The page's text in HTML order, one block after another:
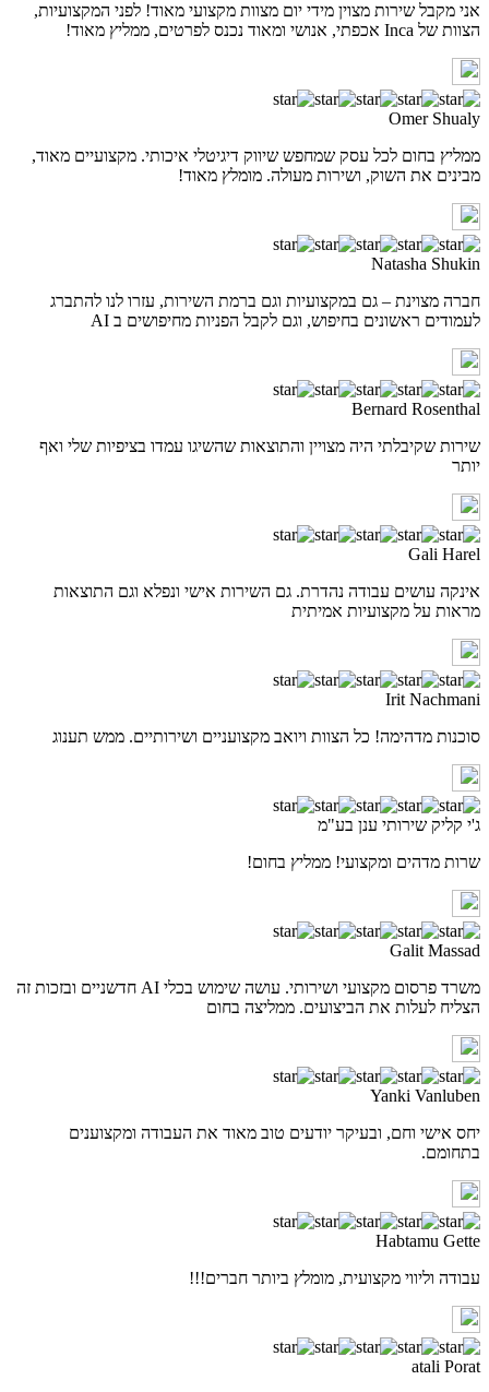
אני מקבל שירות מצוין מידי יום מצוות מקצועי מאוד! לפני המקצועיות,
הצוות של Inca אכפתי, אנושי ומאוד נכנס לפרטים, ממליץ מאוד!
Omer Shualy
ממליץ בחום לכל עסק שמחפש שיווק דיגיטלי איכותי. מקצועיים מאוד,
מבינים את השוק, ושירות מעולה. מומלץ מאוד!
Natasha Shukin
חברה מצוינת – גם במקצועיות וגם ברמת השירות, עזרו לנו להתברג
לעמודים ראשונים בחיפוש, וגם לקבל הפניות מחיפושים ב AI
Bernard Rosenthal
שירות שקיבלתי היה מצויין והתוצאות שהשיגו עמדו בציפיות שלי ואף
יותר
Gali Harel
אינקה עושים עבודה נהדרת. גם השירות אישי ונפלא וגם התוצאות
מראות על מקצועיות אמיתית
Irit Nachmani
סוכנות מדהימה! כל הצוות ויואב מקצועניים ושירותיים. ממש תענוג
ג'י קליק שירותי ענן בע"מ
שרות מדהים ומקצועי! ממליץ בחום!
Galit Massad
משרד פרסום מקצועי ושירותי. עושה שימוש בכלי AI חדשניים ובזכות זה
הצליח לעלות את הביצועים. ממליצה בחום
Yanki Vanluben
יחס אישי וחם, ובעיקר יודעים טוב מאוד את העבודה ומקצוענים
בתחומם.
Habtamu Gette
עבודה וליווי מקצועית, מומלץ ביותר חברים!!!
atali Porat